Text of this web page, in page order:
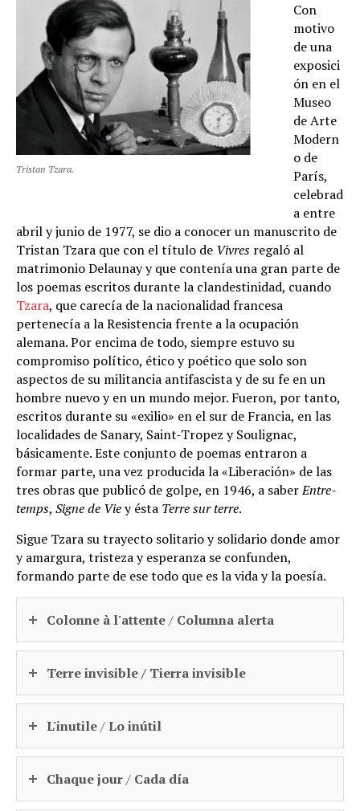
Tristan Tzara.
Con
motivo
de una
exposici
ón en el
Museo
de Arte
Modern
o de
París,
celebrad
a entre
abril y junio de 1977, se dio a conocer un manuscrito de
Tristan Tzara que con el título de Vivres regaló al
matrimonio Delaunay y que contenía una gran parte de
los poemas escritos durante la clandestinidad, cuando
Tzara, que carecía de la nacionalidad francesa
pertenecía a la Resistencia frente a la ocupación
alemana. Por encima de todo, siempre estuvo su
compromiso político, ético y poético que solo son
aspectos de su militancia antifascista y de su fe en un
hombre nuevo y en un mundo mejor. Fueron, por tanto,
escritos durante su «exilio» en el sur de Francia, en las
localidades de Sanary, Saint-Tropez y Soulignac,
básicamente. Este conjunto de poemas entraron a
formar parte, una vez producida la «Liberación» de las
tres obras que publicó de golpe, en 1946, a saberEntre-
temps, Signe de Viey ésta Terre sur terre.
Sigue Tzara su trayecto solitario y solidario donde amor
y amargura, tristeza y esperanza se confunden,
formando parte de ese todo que es la vida y la poesía.
Colonne à l'attente/ Columna alerta
Terre invisible / Tierra invisible
L'inutile/Lo inútil
Chaque jour/ Cada día